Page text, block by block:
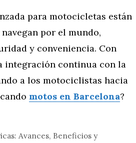
para motocicletas están
por el mundo,
y conveniencia. Con
integración continua con la
a los motociclistas hacia
motos en Barcelona?
Avances, Beneficios y